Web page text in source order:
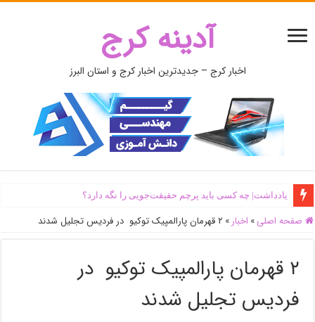
آدینه کرج
اخبار کرج – جدیدترین اخبار کرج و استان البرز
یادداشت| ‌چه کسی باید پرچم حقیقت‌جویی را نگه دارد؟
صفحه اصلی » اخبار » ۲ قهرمان پارالمپیک توکیو در فردیس تجلیل شدند
۲ قهرمان پارالمپیک توکیو در
فردیس تجلیل شدند